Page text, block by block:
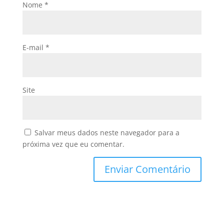
Nome *
E-mail *
Site
Salvar meus dados neste navegador para a
próxima vez que eu comentar.